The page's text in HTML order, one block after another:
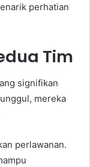
perhatian
Tim
signifikan
mereka
perlawanan.